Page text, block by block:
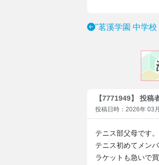
"茗溪学園 中学
【7771949】 投稿
投稿日時：2026年 03
テニス部父母です。
テニス初めてメンバ
ラケットも急いで